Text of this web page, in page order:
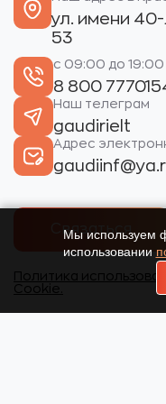
ул. имени
53
с 09:00 до 19:00
8 800
Наш телеграм
gaudirielt
Адрес
Связаться
Политика
Cookie.
Мы используем
использовании